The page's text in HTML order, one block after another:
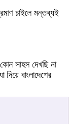
চাইলে মন্তব্যই
সাহস দেখছি না
বাংলাদেশের